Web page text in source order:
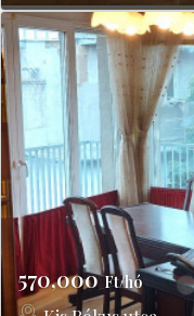
570,000Ft/hó